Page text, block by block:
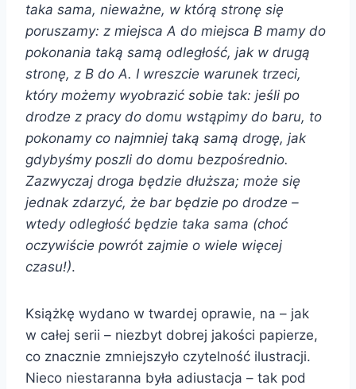
taka sama, nieważne, w którą stronę się
poruszamy: z miejsca A do miejsca B mamy do
pokonania taką samą odległość, jak w drugą
stronę, z B do A. I wreszcie warunek trzeci,
który możemy wyobrazić sobie tak: jeśli po
drodze z pracy do domu wstąpimy do baru, to
pokonamy co najmniej taką samą drogę, jak
gdybyśmy poszli do domu bezpośrednio.
Zazwyczaj droga będzie dłuższa; może się
jednak zdarzyć, że bar będzie po drodze –
wtedy odległość będzie taka sama (choć
oczywiście powrót zajmie o wiele więcej
czasu!).
Książkę wydano w twardej oprawie, na – jak
w całej serii – niezbyt dobrej jakości papierze,
co znacznie zmniejszyło czytelność ilustracji.
Nieco niestaranna była adiustacja – tak pod